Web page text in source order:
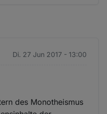
Di. 27 Jun 2017 - 13:00
des Monotheismus